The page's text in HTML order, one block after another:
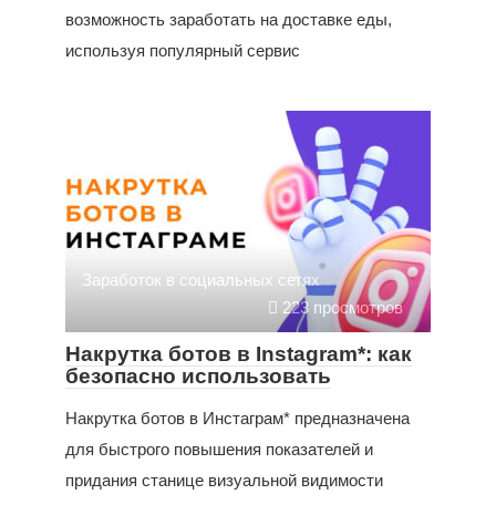
возможность заработать на доставке еды,
используя популярный сервис
Заработок в социальных сетях
223 просмотров
Накрутка ботов в Instagram*: как
безопасно использовать
Накрутка ботов в Инстаграм* предназначена
для быстрого повышения показателей и
придания станице визуальной видимости